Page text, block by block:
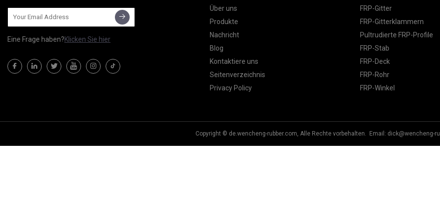
Eine Frage haben?Klicken Sie hier
Über uns
Produkte
Nachricht
Blog
Kontaktiere uns
Seitenverzeichnis
Privacy Policy
FRP-Gitter
FRP-Gitterklammern
Pultrudierte FRP-Profile
FRP-Stab
FRP-Deck
FRP-Rohr
FRP-Winkel
Copyright © de.wencheng-rubber.com, Alle Rechte vorbehalten. Email: dick@wencheng-